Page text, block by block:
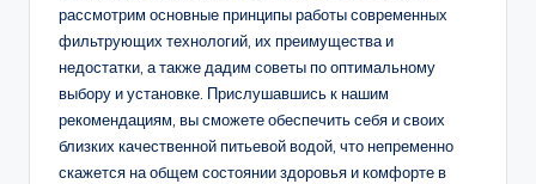
рассмотрим основные принципы работы современных
фильтрующих технологий, их преимущества и
недостатки, а также дадим советы по оптимальному
выбору и установке. Прислушавшись к нашим
рекомендациям, вы сможете обеспечить себя и своих
близких качественной питьевой водой, что непременно
скажется на общем состоянии здоровья и комфорте в